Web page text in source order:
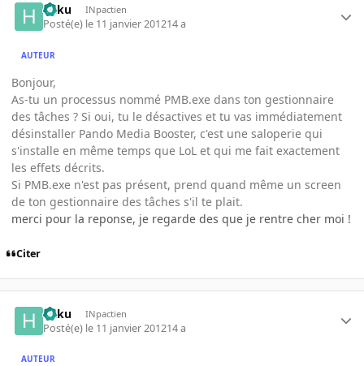
haku INpactien
Posté(e) le 11 janvier 201214 a
AUTEUR
Bonjour,
As-tu un processus nommé PMB.exe dans ton gestionnaire
des tâches ? Si oui, tu le désactives et tu vas immédiatement
désinstaller Pando Media Booster, c'est une saloperie qui
s'installe en même temps que LoL et qui me fait exactement
les effets décrits.
Si PMB.exe n'est pas présent, prend quand même un screen
de ton gestionnaire des tâches s'il te plait.
merci pour la reponse, je regarde des que je rentre cher moi !
Citer
haku INpactien
Posté(e) le 11 janvier 201214 a
AUTEUR